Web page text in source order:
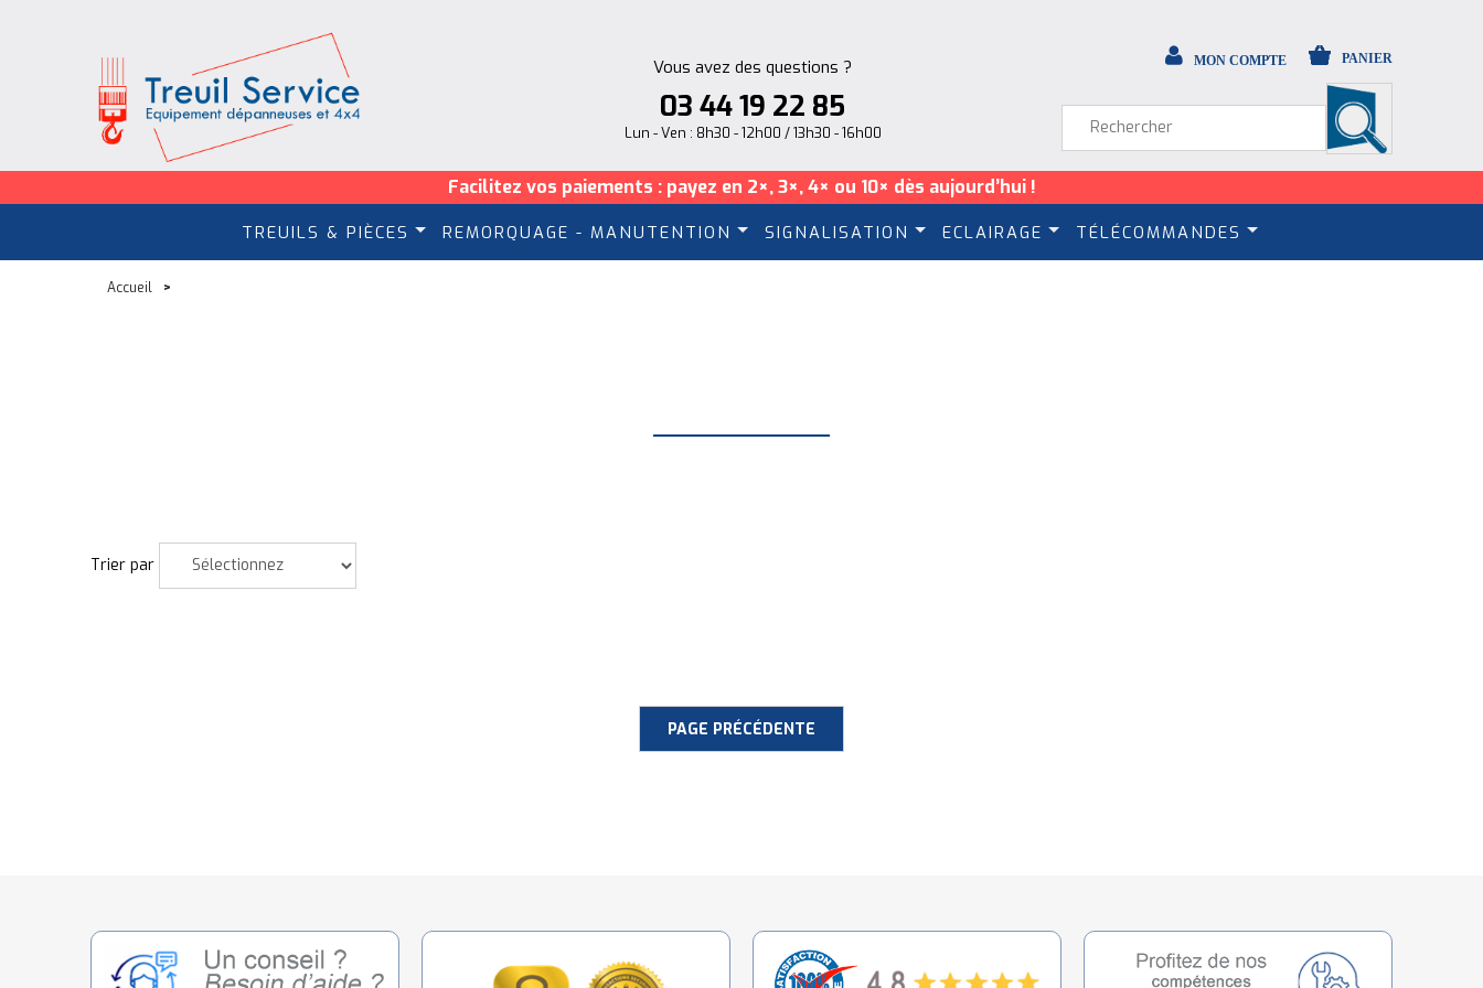
MON COMPTE PANIER
Facilitez vos paiements : payez en 2×, 3×, 4× ou 10× dès aujourd’hui !
TREUILS & PIÈCES REMORQUAGE - MANUTENTION SIGNALISATION ECLAIRAGE TÉLÉCOMMANDES
Accueil
Trier par
Vous avez des questions ?
03 44 19 22 85
Lun - Ven : 8h30 - 12h00 / 13h30 - 16h00